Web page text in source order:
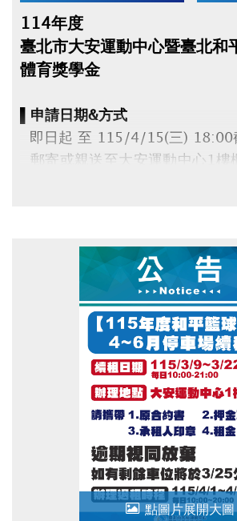
114年度
臺北市大安運動中心暨臺北和
體育獎學金
▌申請日期&方式
即日起 至 115/4/15(三) 18:00
郵寄或親送至大安運動中心1樓
114年度參賽得獎時，就讀大安
且代表學校參賽。每人限申請1
▌領獎日期&地點
115/5/16(六) 14:00-17:00 二
準時出席者視同放棄。
！詳細規範請參閱申請辦法！
★點我下載【申請辦法 / 申請表
點圖片展開大圖